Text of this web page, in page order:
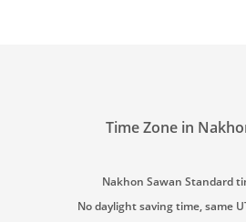
Time Zone in
Nakhon Sawan Standard
No daylight saving time, same